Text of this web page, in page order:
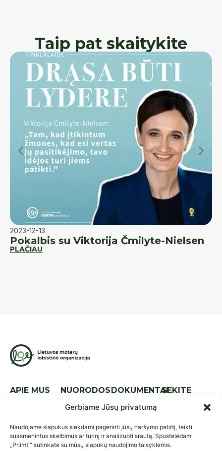
Gerbiame Jūsų privatumą
Naudojame slapukus siekdami pagerinti jūsų naršymo patirtį, teikti
suasmenintus skelbimus ar turinį ir analizuoti srautą. Spustelėdami
„Priimti“ sutinkate su mūsų slapukų naudojimo taisyklėmis.
Taip pat skaitykite
2023-12-13
Pokalbis su Viktorija Čmilyte-Nielsen
PLAČIAU
APIE MUS
Strategija
Ataskaitos
NUORODOS
Parama
DOKUMENTAI
lyg.
Nacionalinis
lyg.
SEKITE